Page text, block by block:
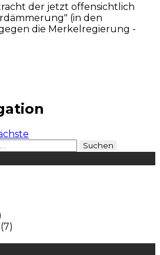
der jetzt offensichtlich
(in den
die Merkelregierung -
(7)